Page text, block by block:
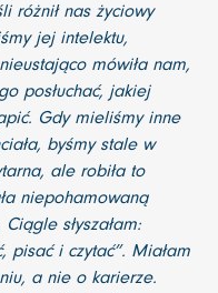
różnił nas życiowy
jej intelektu,
mówiła nam,
posłuchać, jakiej
Gdy mieliśmy inne
byśmy stale w
ale robiła to
niepohamowaną
słyszałam:
pisać i czytać”. Miałam
a nie o karierze.